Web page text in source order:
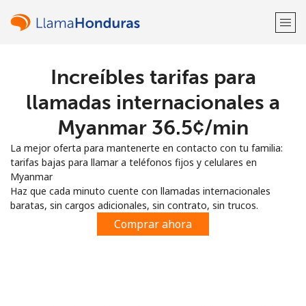
¡Bienvenido!
Regístrate con
o
Increíbles tarifas para
llamadas internacionales a
Myanmar ⁦36.5¢⁩/min
La mejor oferta para mantenerte en contacto con tu familia:
tarifas bajas para llamar a teléfonos fijos y celulares en
Myanmar
Haz que cada minuto cuente con llamadas internacionales
baratas, sin cargos adicionales, sin contrato, sin trucos.
Comprar ahora